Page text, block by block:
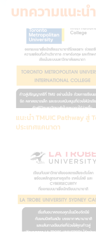
บทความแนะนำ
แนะนำ TMUIC Pathway
ประเทศแคนาดา